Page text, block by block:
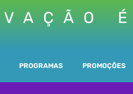
PROGRAMAS PROMOÇÕES